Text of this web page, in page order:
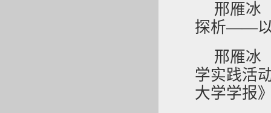
邢雁冰
探析——以
邢雁冰
学实践活
大学学报